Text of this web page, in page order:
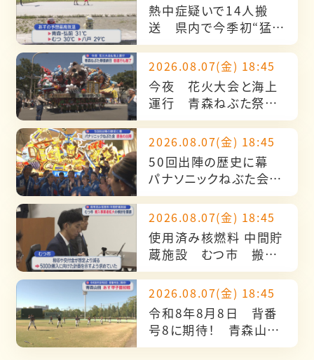
熱中症疑いで14人搬
送 県内で今季初“猛暑
日” 三戸36℃
2026.08.07(金) 18:45
今夜 花火大会と海上
運行 青森ねぶた祭最
終日 昼運行も魅了
2026.08.07(金) 18:45
50回出陣の歴史に幕
パナソニックねぶた会
最後の出陣
2026.08.07(金) 18:45
使用済み核燃料 中間貯
蔵施設 むつ市 搬入
事業者拡大の検討を要
請
2026.08.07(金) 18:45
令和8年8月8日 背番
号8に期待！ 青森山
田 あす甲子園初戦